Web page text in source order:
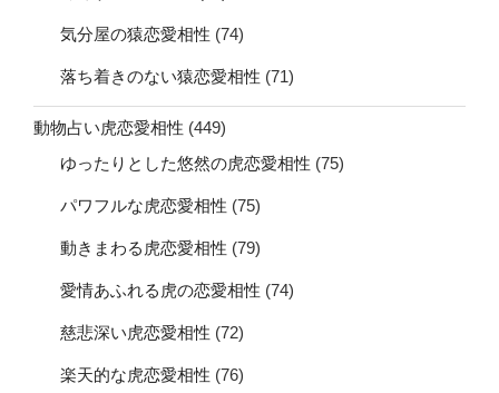
気分屋の猿恋愛相性 (74)
落ち着きのない猿恋愛相性 (71)
動物占い虎恋愛相性 (449)
ゆったりとした悠然の虎恋愛相性 (75)
パワフルな虎恋愛相性 (75)
動きまわる虎恋愛相性 (79)
愛情あふれる虎の恋愛相性 (74)
慈悲深い虎恋愛相性 (72)
楽天的な虎恋愛相性 (76)